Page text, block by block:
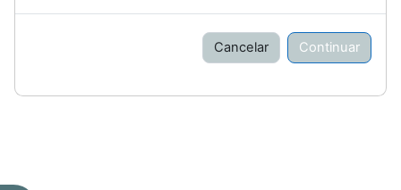
Cancelar Continuar